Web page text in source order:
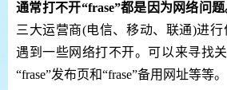
通常打不开“frase”都是因为网络问题
三大运营商(电信、移动、联通)进
遇到一些网络打不开。可以来寻找关
“frase”发布页和“frase”备用网址等等。